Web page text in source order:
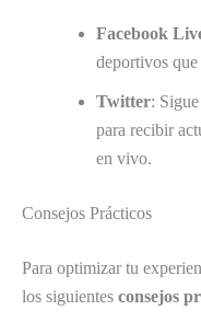
Facebook
deportivos
Twitter:
para recibir
en vivo.
Consejos Prácticos
Para optimizar tu
los siguientes consejos